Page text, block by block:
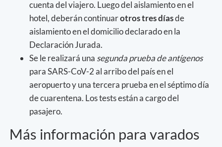
cuenta del viajero. Luego del aislamiento en el
hotel, deberán continuarotros tres díasde
aislamiento en el domicilio declarado en la
Declaración Jurada.
Se le realizará una segunda prueba de antígenos
para SARS-CoV-2 al arribo del país en el
aeropuerto y una tercera prueba en el séptimo día
de cuarentena. Los tests están a cargo del
pasajero.
Más información para varados